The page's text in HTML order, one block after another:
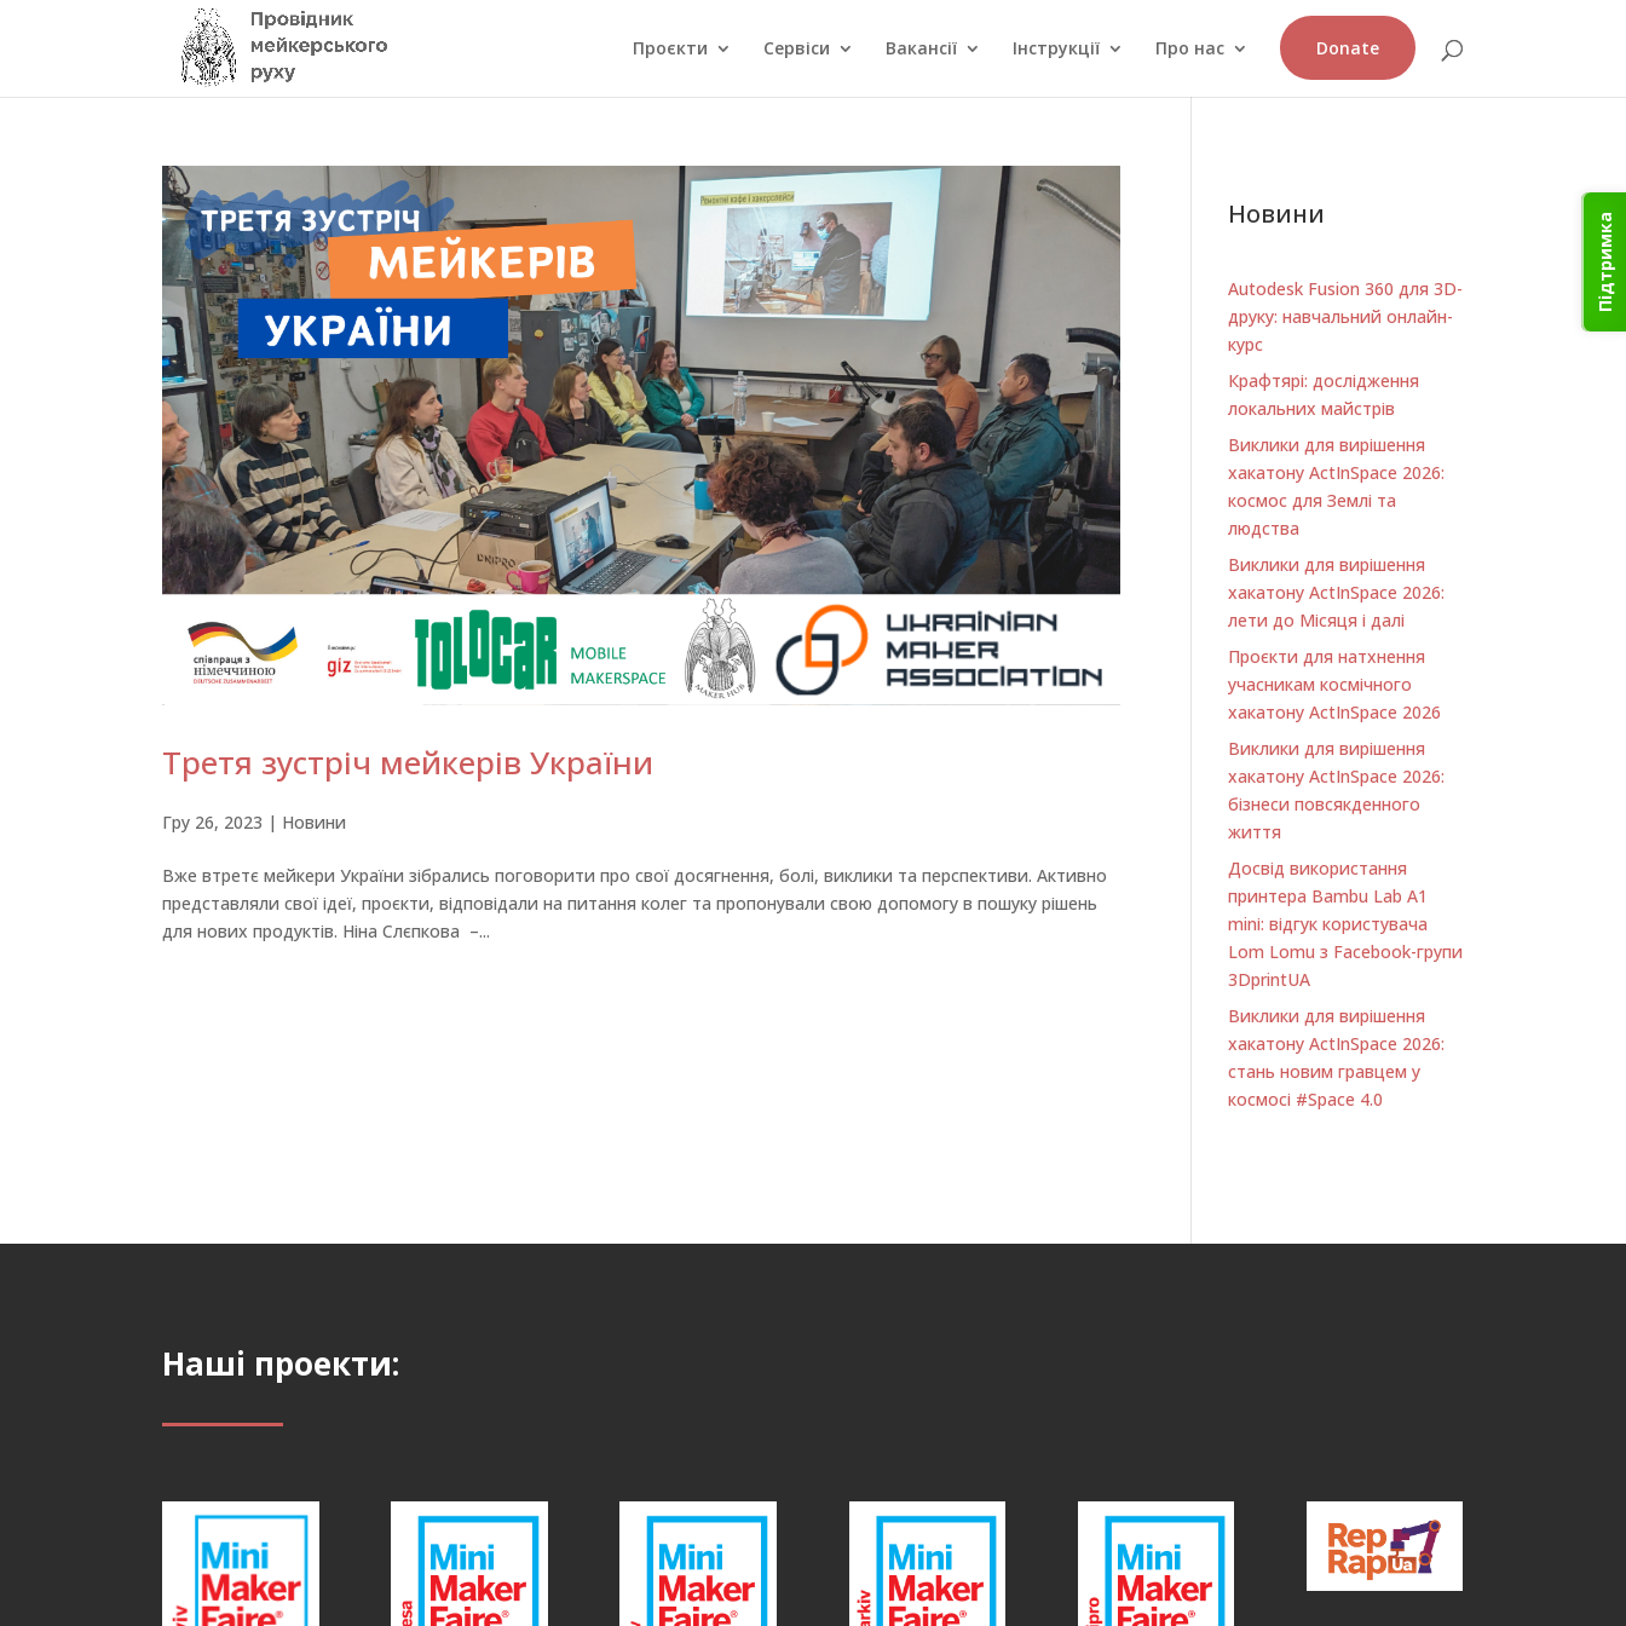
Підтримка
Проєкти Сервіси Вакансії Інструкції Про нас Donate
Третя зустріч мейкерів України
Гру 26, 2023 | Новини
Вже втретє мейкери України зібрались поговорити про свої досягнення, болі, виклики та перспективи. Активно
представляли свої ідеї, проєкти, відповідали на питання колег та пропонували свою допомогу в пошуку рішень
для нових продуктів. Ніна Слєпкова –...
Новини
Autodesk Fusion 360 для 3D-
друку: навчальний онлайн-
курс
Крафтярі: дослідження
локальних майстрів
Виклики для вирішення
хакатону ActInSpace 2026:
космос для Землі та
людства
Виклики для вирішення
хакатону ActInSpace 2026:
лети до Місяця і далі
Проєкти для натхнення
учасникам космічного
хакатону ActInSpace 2026
Виклики для вирішення
хакатону ActInSpace 2026:
бізнеси повсякденного
життя
Досвід використання
принтера Bambu Lab A1
minі: відгук користувача
Lom Lomu з Facebook-групи
3DprintUA
Виклики для вирішення
хакатону ActInSpace 2026:
стань новим гравцем у
космосі #Space 4.0
Наші проекти: